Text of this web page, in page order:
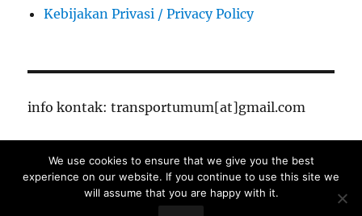
Kebijakan Privasi / Privacy Policy
info kontak: transportumum[at]gmail.com
TransportUmum – Jakarta
Proudly powered by
WordPress
We use cookies to ensure that we give you the best
experience on our website. If you continue to use this site we
will assume that you are happy with it.